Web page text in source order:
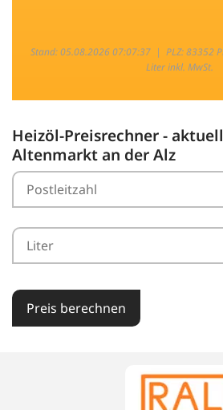
Stand: 05.08.2026 07:07:37 | PLZ: 83352
Liter inkl. MwSt.
Heizöl-Preisrechner -
Altenmarkt an der Alz
Preis berechnen